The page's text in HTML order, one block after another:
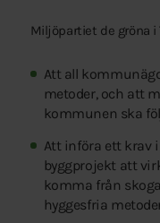
Miljöpartiet de gröna
Att all
metoder, och att
kommunen ska
Att införa ett krav
byggprojekt att
komma från
hyggesfria